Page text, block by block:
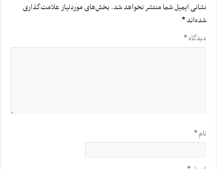
نشانی ایمیل شما منتشر نخواهد شد.بخش‌های موردنیاز علامت‌گذاری
شده‌اند*
دیدگاه*
نام*